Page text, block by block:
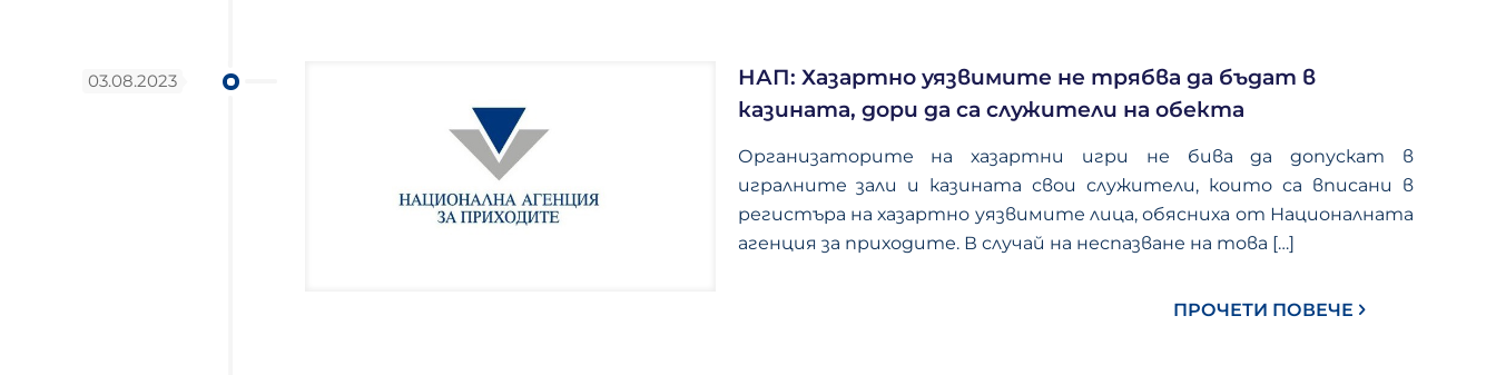
03.08.2023
НАП: Хазартно уязвимите не трябва да бъдат в
казината, дори да са служители на обекта
Организаторите на хазартни игри не бива да допускат в
игралните зали и казината свои служители, които са вписани в
регистъра на хазартно уязвимите лица, обясниха от Националната
агенция за приходите. В случай на неспазване на това […]
ПРОЧЕТИ ПОВЕЧЕ